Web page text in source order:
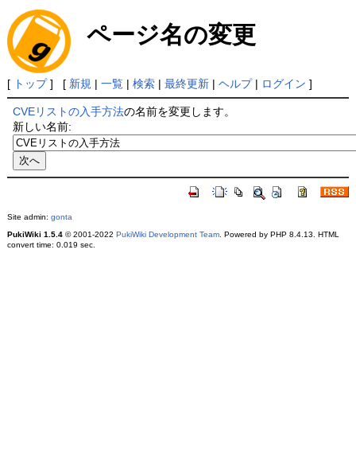
ページ名の変更
[ トップ] [ 新規 | 一覧| 検索| 最終更新| ヘルプ| ログイン ]
CVEリストの入手方法の名前を変更します。
新しい名前:
Site admin: gonta
PukiWiki 1.5.4© 2001-2022 PukiWiki Development Team. Powered by PHP 8.4.13. HTML
convert time: 0.019 sec.